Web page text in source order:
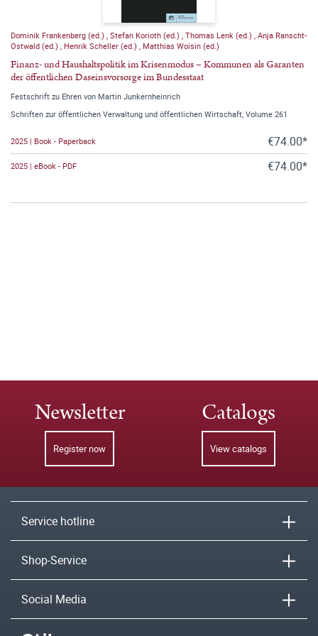
Dominik Frankenberg (ed.) Stefan Korioth (ed.) Thomas Lenk (ed.) Anja Ranscht-
Ostwald (ed.)
Henrik Scheller (ed.) Matthias Woisin (ed.)
Finanz- und Haushaltspolitik im Krisenmodus – Kommunen als Garanten
der öffentlichen Daseinsvorsorge im Bundesstaat
Festschrift zu Ehren von Martin Junkernheinrich
Schriften zur öffentlichen Verwaltung und öffentlichen Wirtschaft, Volume 261
2025 | Book - Paperback €74.00*
2025 | eBook - PDF €74.00*
Newsletter
Register now
Catalogs
View catalogs
Service hotline
Shop-Service
Social Media